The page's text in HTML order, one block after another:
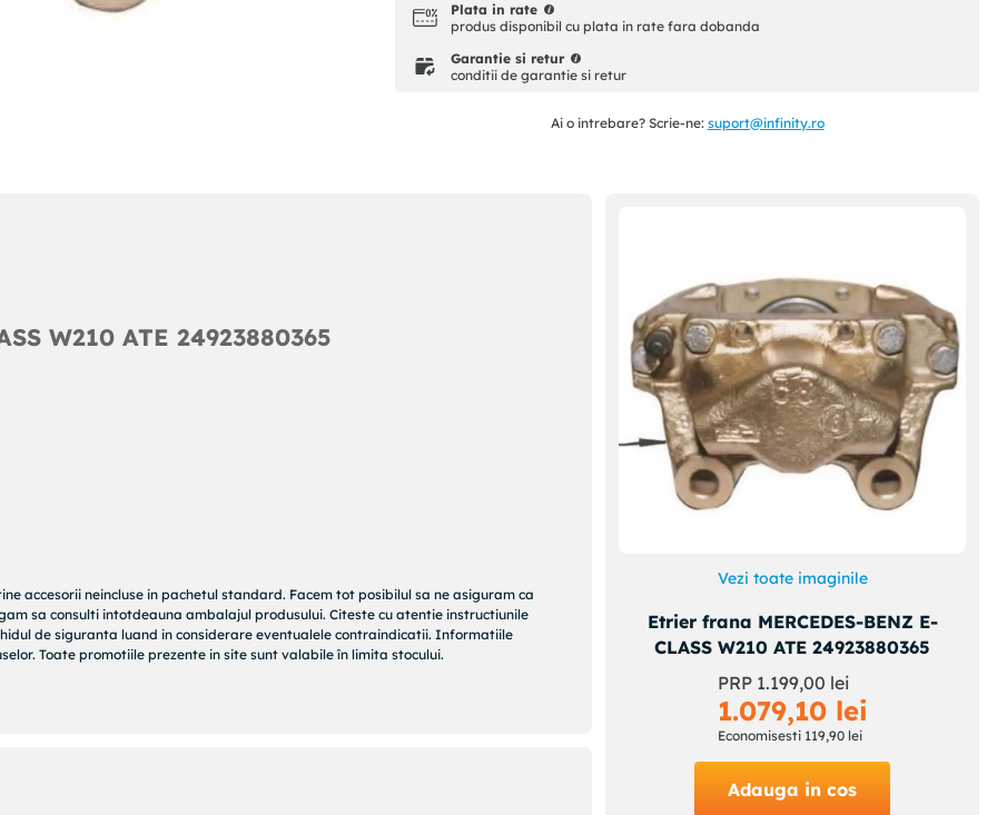
Plata in rate
produs disponibil cu plata in rate fara dobanda
Garantie si retur
conditii de garantie si retur
Ai o intrebare? Scrie-ne: suport@infinity.ro
W210 ATE 24923880365
accesorii neincluse in pachetul standard. Facem tot posibilul sa ne asiguram ca
sa consulti intotdeauna ambalajul produsului. Citeste cu atentie instructiunile
de siguranta luand in considerare eventualele contraindicatii. Informatiile
Toate promotiile prezente in site sunt valabile în limita stocului.
Vezi toate imaginile
Etrier frana MERCEDES-BENZ E-
CLASS W210 ATE 24923880365
PRP 1.199,00 lei
1.079,10 lei
Economisesti 119,90 lei
Adauga in cos